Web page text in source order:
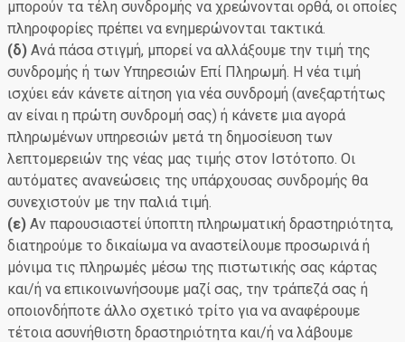
μπορούν τα τέλη συνδρομής να χρεώνονται ορθά, οι οποίες
πληροφορίες πρέπει να ενημερώνονται τακτικά.
(δ) Ανά πάσα στιγμή, μπορεί να αλλάξουμε την τιμή της
συνδρομής ή των Υπηρεσιών Επί Πληρωμή. Η νέα τιμή
ισχύει εάν κάνετε αίτηση για νέα συνδρομή (ανεξαρτήτως
αν είναι η πρώτη συνδρομή σας) ή κάνετε μια αγορά
πληρωμένων υπηρεσιών μετά τη δημοσίευση των
λεπτομερειών της νέας μας τιμής στον Ιστότοπο. Οι
αυτόματες ανανεώσεις της υπάρχουσας συνδρομής θα
συνεχιστούν με την παλιά τιμή.
(ε) Αν παρουσιαστεί ύποπτη πληρωματική δραστηριότητα,
διατηρούμε το δικαίωμα να αναστείλουμε προσωρινά ή
μόνιμα τις πληρωμές μέσω της πιστωτικής σας κάρτας
και/ή να επικοινωνήσουμε μαζί σας, την τράπεζά σας ή
οποιονδήποτε άλλο σχετικό τρίτο για να αναφέρουμε
τέτοια ασυνήθιστη δραστηριότητα και/ή να λάβουμε